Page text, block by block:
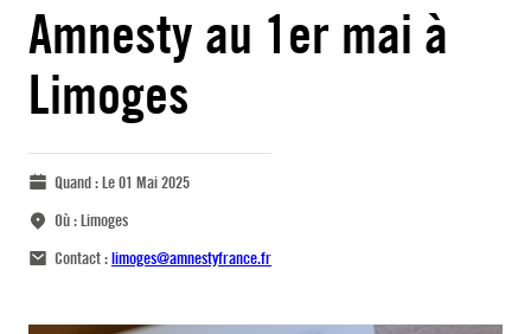
Amnesty au 1er mai à
Limoges
Quand :Le 01 Mai 2025
Où :Limoges
Contact :limoges@amnestyfrance.fr